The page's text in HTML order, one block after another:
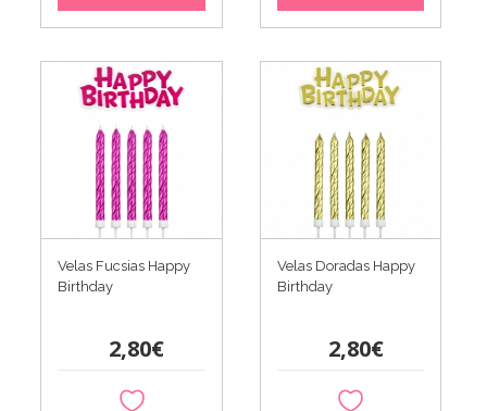
Velas Fucsias Happy
Birthday
2,80€
Velas Doradas Happy
Birthday
2,80€